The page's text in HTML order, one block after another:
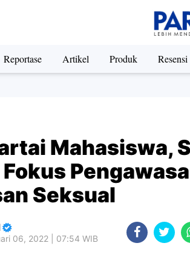
Reportase Artikel Produk Resensi
Mahasiswa,
Seksual
06, 2022 | 07:54 WIB